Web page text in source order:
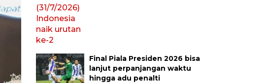
Final Piala Presiden 2026 bisa
lanjut perpanjangan waktu
hingga adu penalti